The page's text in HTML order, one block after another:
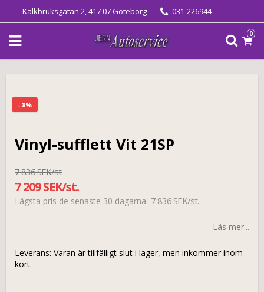
Kalkbruksgatan 2, 417 07 Göteborg 031-226944
0
- 8%
Vinyl-sufflett Vit 21SP
7 836 SEK/st.
7 209 SEK/st.
Lägsta pris de senaste 30 dagarna 7 836 SEK/st.
Läs mer...
Leverans: Varan är tillfälligt slut i lager, men inkommer inom
kort.